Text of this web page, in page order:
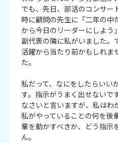
でも、先日、部活のコンサー
時に顧問の先生に「二年の中
から今日のリーダーにしよう
副代表の隣に私がいました。
活躍から当たり前かもしれま
た。
私だって、なにをしたらいい
す。指示がうまく出せないで
なさいと言いますが、私はわ
私がやっていることの何を後
輩を動かすべきか、どう指示
ん。